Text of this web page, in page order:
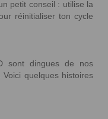
petit conseil : utilise la
réinitialiser ton cycle
sont dingues de nos
quelques histoires